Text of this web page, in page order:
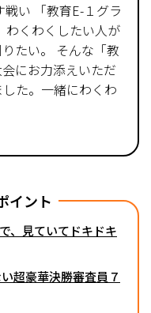
い 「教育E-１グラ
わくわくしたい人が
たい。 そんな「教
にお力添えいただ
た。一緒にわくわ
イント
、見ていてドキドキ
超豪華決勝審査員７